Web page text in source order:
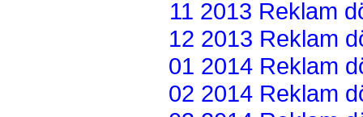
11 2013 Reklam
12 2013 Reklam
01 2014 Reklam
02 2014 Reklam